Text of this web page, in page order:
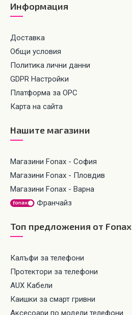
Информация
Доставка
Общи условия
Политика лични данни
GDPR Настройки
Платформа за ОРС
Карта на сайта
Нашите магазини
Магазини Fonax - София
Магазини Fonax - Пловдив
Магазини Fonax - Варна
Франчайз
Топ предложения от Fonax
Калъфи за телефони
Протектори за телефони
AUX Кабели
Каишки за смарт гривни
Аксесоари по модели телефони